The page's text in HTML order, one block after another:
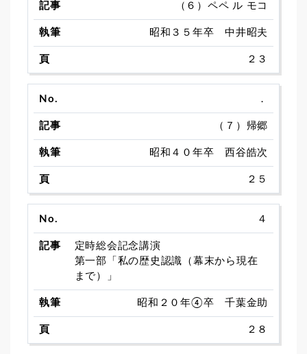
（６）ペペ ル モコ
昭和３５年卒 中井昭夫
２３
．
（７）帰郷
昭和４０年卒 西谷皓次
２５
４
定時総会記念講演
第一部「私の歴史認識（幕末から現在
まで）」
昭和２０年④卒 千葉金助
２８